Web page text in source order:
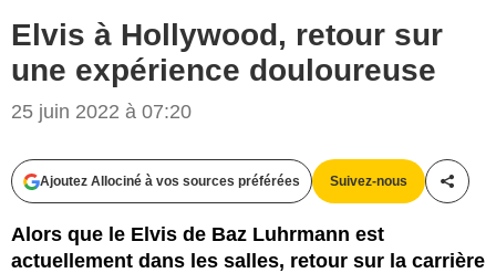
Elvis à Hollywood, retour sur
une expérience douloureuse
25 juin 2022 à 07:20
Ajoutez Allociné à vos sources préférées Suivez-nous
Alors que le Elvis de Baz Luhrmann est
actuellement dans les salles, retour sur la carrière